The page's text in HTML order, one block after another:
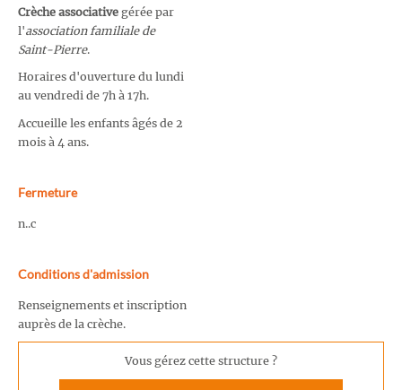
Crèche associative gérée par
l'association familiale de
Saint-Pierre.
Horaires d'ouverture du lundi
au vendredi de 7h à 17h.
Accueille les enfants âgés de 2
mois à 4 ans.
Fermeture
n..c
Conditions d'admission
Renseignements et inscription
auprès de la crèche.
Vous gérez cette structure ?